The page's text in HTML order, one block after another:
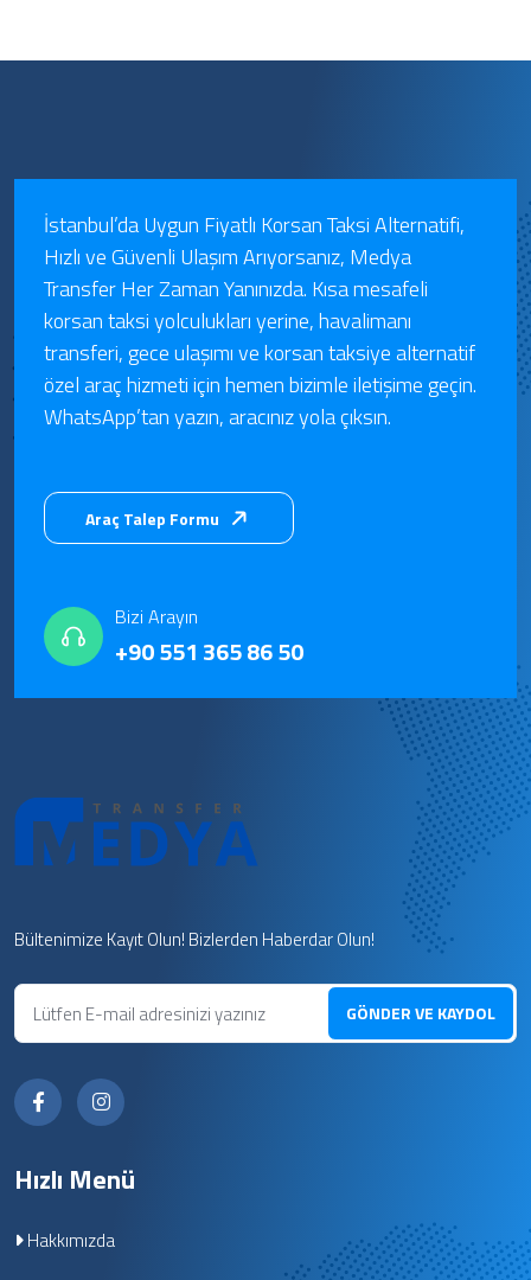
İstanbul’da Uygun Fiyatlı Korsan Taksi Alternatifi,
Hızlı ve Güvenli Ulaşım Arıyorsanız, Medya
Transfer Her Zaman Yanınızda. Kısa mesafeli
korsan taksi yolculukları yerine, havalimanı
transferi, gece ulaşımı ve korsan taksiye alternatif
özel araç hizmeti için hemen bizimle iletişime geçin.
WhatsApp’tan yazın, aracınız yola çıksın.
Araç Talep Formu
Bizi Arayın
+90 551 365 86 50
Bültenimize Kayıt Olun! Bizlerden Haberdar Olun!
GÖNDER VE KAYDOL
Hızlı Menü
Hakkımızda